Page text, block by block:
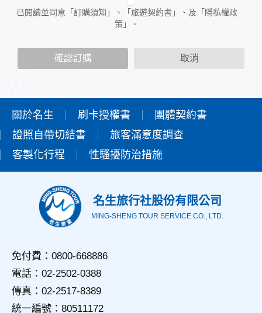
外的相關連結網站，也不適用於非本網站所委託或參與管理的
人員。
當您造訪本網站或使用本網站所提供之功能服務時，我們將視
該服務功能性質，請您提供必要的個人資料，並在該特定目的
本網站在您使用服務信箱、問卷調查等互動性功能時，會保留
您所提供的姓名、電子郵件地址、聯絡方式及使用時間等。
於一般瀏覽時，伺服器會自行記錄相關行徑，包括您使用連線
設備的IP位址、使用時間、使用的瀏覽器、瀏覽及點選資料記
用，決不對外公佈。
外，我們會視需要公佈統計數據及說明文字，但不涉及特定個
人之資料。
三、資料之保護
備及必要的安全防護措施，加以保護網站及您的個人資料採用
嚴格的保護措施，只由經過授權的人員才能接觸您的個人資
料，相關處理人員皆簽有保密合約，如有違反保密義務者，將
會受到相關的法律處分。
如因業務需要有必要委託其他單位提供服務時，本網站亦會嚴
格要求其遵守保密義務，並且採取必要檢查程序以確定其將確
已閱讀並同意「訂購須知」、「旅遊契約書」、及「隱私權政
策」。
確認訂購 取消
關於名生 刷卡授權書
團體契約書
證照自帶切結書
旅客滿意度調查
客製化行程
性騷擾防治措施
名生旅行社股份有限公司
MING-SHENG TOUR SERVICE CO., LTD.
免付費：0800-668886
電話：02-2502-0388
傳真：02-2517-8389
統一編號：80511172